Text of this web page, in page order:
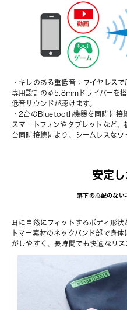
・キレのある重低音：ワイヤレス
専用設計のφ5.8mmドライバーを
低音サウンドが聴けます。
・2台のBluetooth機器を同時に接
スマートフォンやタブレットなど
台同時接続により、シームレスなワ
安定
落下の心配のない
耳に自然にフィットするボディ形
トマー素材のネックバンド部で身
がしやすく、長時間でも快適なリス